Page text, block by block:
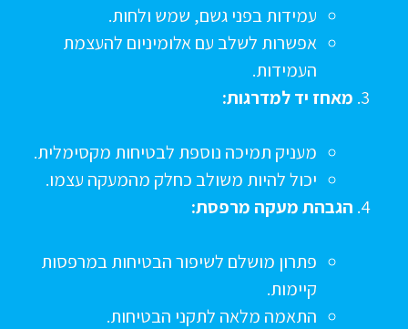
עמידות בפני גשם, שמש ולחות.
אפשרות לשלב עם אלומיניום להעצמת
העמידות.
מאחז יד למדרגות:
מעניק תמיכה נוספת לבטיחות מקסימלית.
יכול להיות משולב כחלק מהמעקה עצמו.
הגבהת מעקה מרפסת:
פתרון מושלם לשיפור הבטיחות במרפסות
קיימות.
התאמה מלאה לתקני הבטיחות.